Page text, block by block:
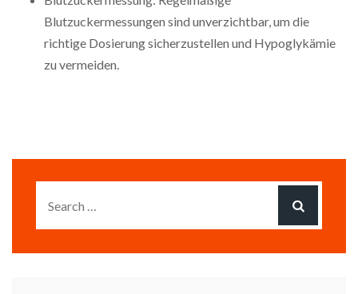
Blutzuckermessungen sind unverzichtbar, um die
richtige Dosierung sicherzustellen und Hypoglykämie
zu vermeiden.